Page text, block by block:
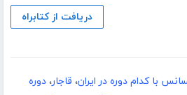
دریافت از کتابراه
با کدام دوره در ایران، قاجار، دوره